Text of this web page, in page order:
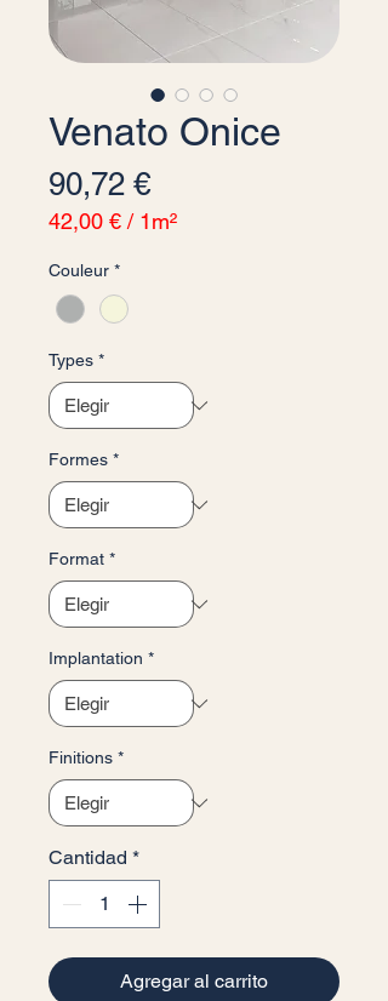
Venato Onice
90,72 €Precio
42,00 € / 1m²
por
1
Metro
cuadrado
Couleur *
Types *
Formes *
Format *
Implantation *
Finitions *
Cantidad *
Agregar al carrito